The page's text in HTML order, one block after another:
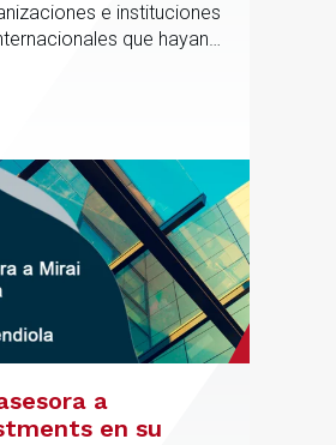
e instituciones
que hayan
educativa
a
en su